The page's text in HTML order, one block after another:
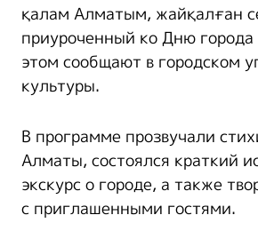
қалам Алматым, жайқалған
приуроченный ко Дню
этом сообщают в городском
культуры.
В программе прозвучали
Алматы, состоялся краткий
экскурс о городе, а также
с приглашенными гостями.